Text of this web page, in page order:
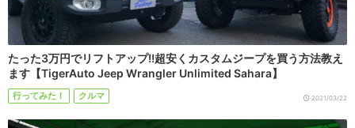
たった3万円でリフトアップ!!超安くカスタムジープを買う方法教え
ます【TigerAuto Jeep Wrangler Unlimited Sahara】
行ってみた！ クルマ 2021/03/22